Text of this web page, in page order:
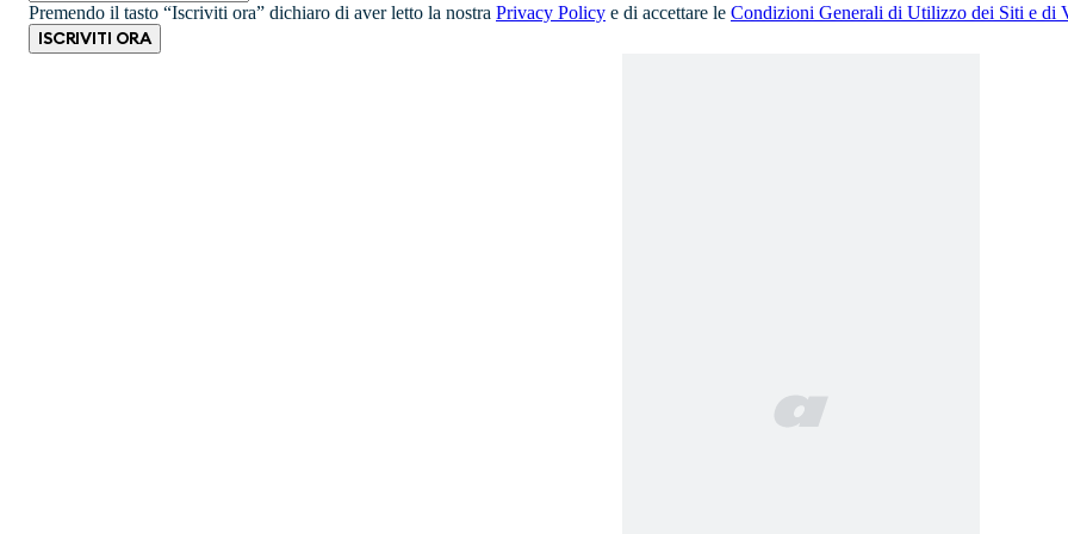
Premendo il tasto “Iscriviti ora” dichiaro di aver letto la nostra Privacy Policy e di accettare le Condizioni Generali di Utilizzo dei Siti e di
ISCRIVITI ORA